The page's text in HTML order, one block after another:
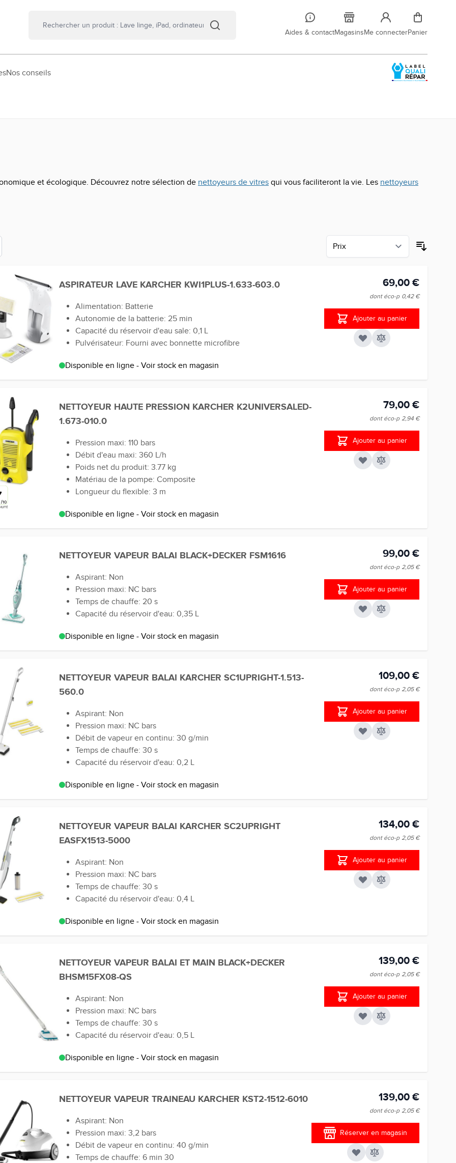
Aides & contactMagasinsMe connecterPanier
Nos conseils
et écologique. Découvrez notre sélection de nettoyeurs de vitres qui vous faciliteront la vie. Les nettoyeurs
ASPIRATEUR LAVE KARCHER KWI1PLUS-1.633-603.0
Alimentation: Batterie
Autonomie de la batterie: 25 min
Capacité du réservoir d'eau sale: 0,1 L
Pulvérisateur: Fourni avec bonnette microfibre
Disponible en ligne - Voir stock en magasin
69,00 €
dont éco-p 0,42 €
Ajouter au panier
NETTOYEUR HAUTE PRESSION KARCHER K2UNIVERSALED-
1.673-010.0
Pression maxi: 110 bars
Débit d'eau maxi: 360 L/h
Poids net du produit: 3.77 kg
Matériau de la pompe: Composite
Longueur du flexible: 3 m
Disponible en ligne - Voir stock en magasin
79,00 €
dont éco-p 2,94 €
Ajouter au panier
NETTOYEUR VAPEUR BALAI BLACK+DECKER FSM1616
Aspirant: Non
Pression maxi: NC bars
Temps de chauffe: 20 s
Capacité du réservoir d'eau: 0,35 L
Disponible en ligne - Voir stock en magasin
99,00 €
dont éco-p 2,05 €
Ajouter au panier
NETTOYEUR VAPEUR BALAI KARCHER SC1UPRIGHT-1.513-
560.0
Aspirant: Non
Pression maxi: NC bars
Débit de vapeur en continu: 30 g/min
Temps de chauffe: 30 s
Capacité du réservoir d'eau: 0,2 L
Disponible en ligne - Voir stock en magasin
109,00 €
dont éco-p 2,05 €
Ajouter au panier
NETTOYEUR VAPEUR BALAI KARCHER SC2UPRIGHT
EASFX1513-5000
Aspirant: Non
Pression maxi: NC bars
Temps de chauffe: 30 s
Capacité du réservoir d'eau: 0,4 L
Disponible en ligne - Voir stock en magasin
134,00 €
dont éco-p 2,05 €
Ajouter au panier
NETTOYEUR VAPEUR BALAI ET MAIN BLACK+DECKER
BHSM15FX08-QS
Aspirant: Non
Pression maxi: NC bars
Temps de chauffe: 30 s
Capacité du réservoir d'eau: 0,5 L
Disponible en ligne - Voir stock en magasin
139,00 €
dont éco-p 2,05 €
Ajouter au panier
NETTOYEUR VAPEUR TRAINEAU KARCHER KST2-1512-6010
Aspirant: Non
Pression maxi: 3,2 bars
Débit de vapeur en continu: 40 g/min
Temps de chauffe: 6 min 30
139,00 €
dont éco-p 2,05 €
Réserver en magasin